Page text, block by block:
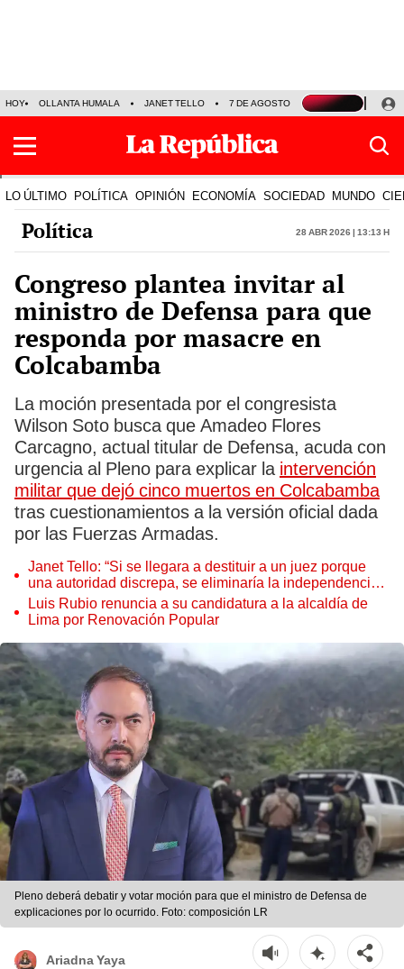
HOY OLLANTA HUMALA JANET TELLO 7 DE AGOSTO TINKA RESULTADOS
LO ÚLTIMO POLÍTICA OPINIÓN ECONOMÍA SOCIEDAD MUNDO
Política 28 Abr 2026 | 13:13 h
Congreso plantea invitar al
ministro de Defensa para que
responda por masacre en
Colcabamba
La moción presentada por el congresista
Wilson Soto busca que Amadeo Flores
Carcagno, actual titular de Defensa, acuda con
urgencia al Pleno para explicar la intervención
militar que dejó cinco muertos en Colcabamba
tras cuestionamientos a la versión oficial dada
por las Fuerzas Armadas.
Janet Tello: “Si se llegara a destituir a un juez porque
una autoridad discrepa, se eliminaría la independencia
judicial”
Luis Rubio renuncia a su candidatura a la alcaldía de
Lima por Renovación Popular
Pleno deberá debatir y votar moción para que el ministro de Defensa de
explicaciones por lo ocurrido. Foto: composición LR
Ariadna Yaya